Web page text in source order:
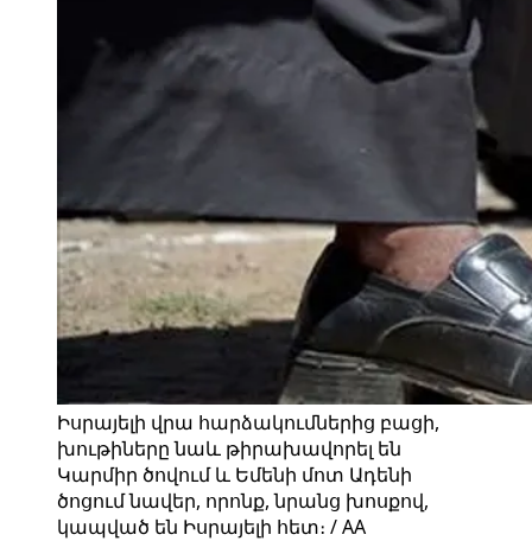
Իսրայելի վրա հարձակումներից բացի,
խութիները նաև թիրախավորել են
Կարմիր ծովում և Եմենի մոտ Ադենի
ծոցում նավեր, որոնք, նրանց խոսքով,
կապված են Իսրայելի հետ։ / AA